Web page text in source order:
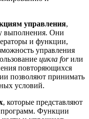
управления,
выполнения. Они
и функции,
управления
цикла forили
повторяющихся
позволяют принимать
условий.
, которые представляют
программ. Функции